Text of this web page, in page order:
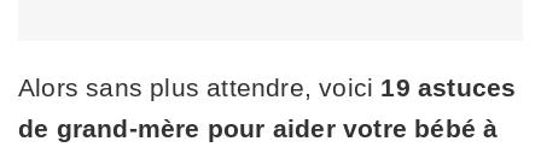
Alors sans plus attendre, voici 19 astuces
de grand-mère pour aider votre bébé à